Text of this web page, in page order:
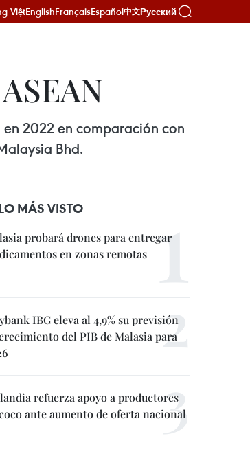
ViệtEnglishFrançaisEspañol中文Русский
2022 en comparación con
Bhd.
MÁS VISTO
probará drones para entregar
en zonas remotas
IBG eleva al 4,9% su previsión
del PIB de Malasia para
refuerza apoyo a productores
ante aumento de oferta nacional